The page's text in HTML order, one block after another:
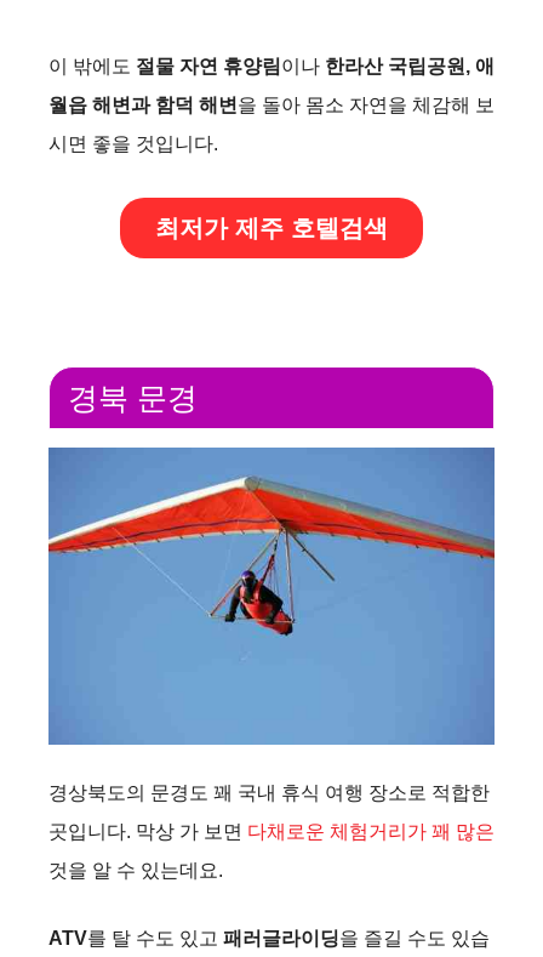
이 밖에도 절물 자연 휴양림이나 한라산 국립공원, 애
월읍 해변과 함덕 해변 을 돌아 몸소 자연을 체감해 보
시면 좋을 것입니다.
최저가 제주 호텔검색
경북 문경
경상북도의 문경도 꽤 국내 휴식 여행 장소로 적합한
곳입니다. 막상 가 보면 다채로운 체험거리가 꽤 많은
것을 알 수 있는데요.
ATV를 탈 수도 있고 패러글라이딩을 즐길 수도 있습